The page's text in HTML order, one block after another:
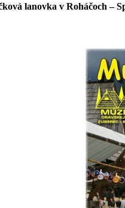
lanovka v Roháčoch –